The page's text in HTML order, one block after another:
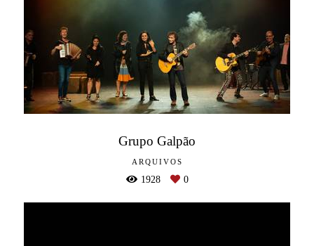
Grupo Galpão
ARQUIVOS
1928 0